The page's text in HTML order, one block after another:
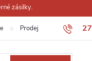
zásilky.
Prodejna Obchodní